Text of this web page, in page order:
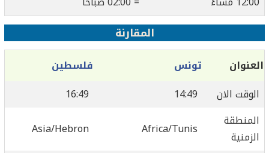
المقارنة
العنوان تونس
فلسطين
الوقت الان
14:49
16:49
المنطقة
الزمنية
Africa/Tunis
Asia/Hebron